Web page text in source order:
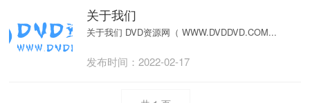
关于我们
关于我们 DVD资源网（ WWW.DVDDVD.COM...
发布时间：2022-02-17